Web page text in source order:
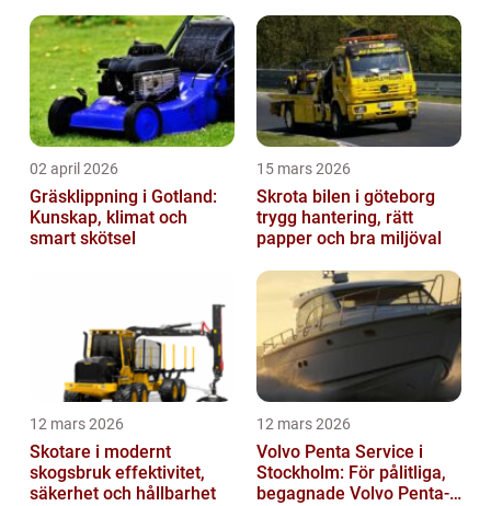
02 april 2026
Gräsklippning i Gotland:
Kunskap, klimat och
smart skötsel
15 mars 2026
Skrota bilen i göteborg
trygg hantering, rätt
papper och bra miljöval
12 mars 2026
Skotare i modernt
skogsbruk effektivitet,
säkerhet och hållbarhet
12 mars 2026
Volvo Penta Service i
Stockholm: För pålitliga,
begagnade Volvo Penta-